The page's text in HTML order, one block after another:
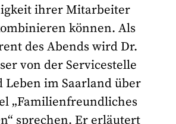
ihrer Mitarbeiter
können. Als
des Abends wird Dr.
von der Servicestelle
Leben im Saarland über
„Familienfreundliches
sprechen. Er erläutert